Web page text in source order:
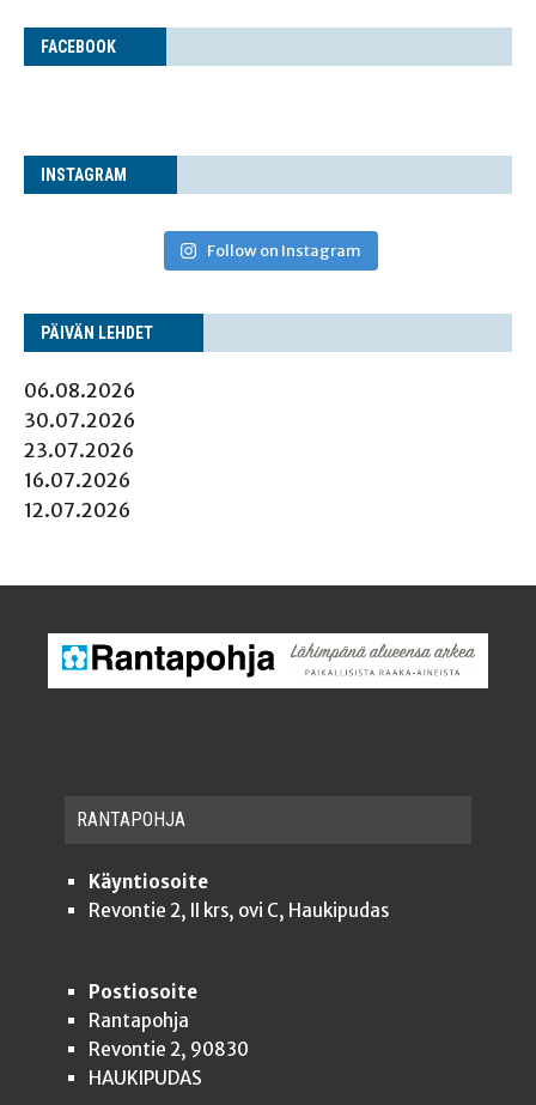
FACE­BOOK
INS­TA­GRAM
Follow on Instagram
PÄI­VÄN LEHDET
06.08.2026
30.07.2026
23.07.2026
16.07.2026
12.07.2026
RAN­TA­POH­JA
Käyntiosoite
Revontie 2, II krs, ovi C, Haukipudas
Postiosoite
Rantapohja
Revontie 2, 90830
HAUKIPUDAS